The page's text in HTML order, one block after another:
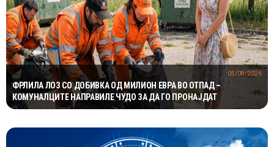
ФРЛИЛА ЛОЗ СО ДОБИВКА ОД МИЛИОН ЕВРА ВО ОТПАД –
КОМУНАЛЦИТЕ НАПРАВИЛЕ ЧУДО ЗА ДА ГО ПРОНАЈДАТ
05/08/2026